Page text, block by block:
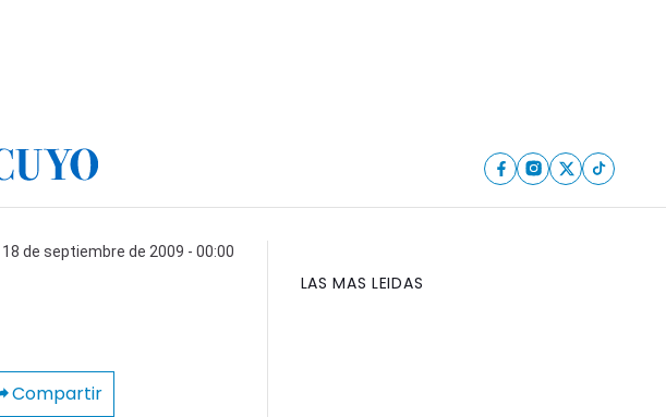
18 de septiembre de 2009 - 00:00
Compartir
LAS MAS LEIDAS